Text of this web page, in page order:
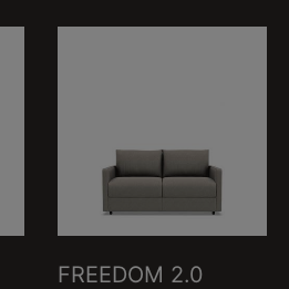
FREEDOM 2.0